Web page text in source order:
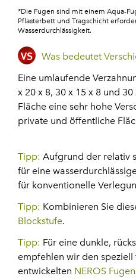
*Die Fugen sind mit einem Aqua-
Pflasterbett und Tragschicht
Wasserdurchlässigkeit.
Was bedeutet
Eine umlaufende
x 20 x 8, 30 x 15 x 8 und
Fläche eine sehr hohe
private und öffentliche
Tipp: Aufgrund der relativ
für eine
für konventionelle
Tipp: Kombinieren Sie
Blockstufe.
Tipp: Für eine dunkle,
empfehlen wir den
entwickelten NEROS